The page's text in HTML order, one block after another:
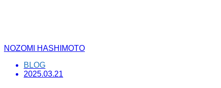
NOZOMI HASHIMOTO
BLOG
2025.03.21